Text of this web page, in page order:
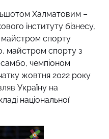
Халматовим –
інституту бізнесу,
спорту
майстром спорту з
чемпіоном
жовтня 2022 року
Україну на
національної